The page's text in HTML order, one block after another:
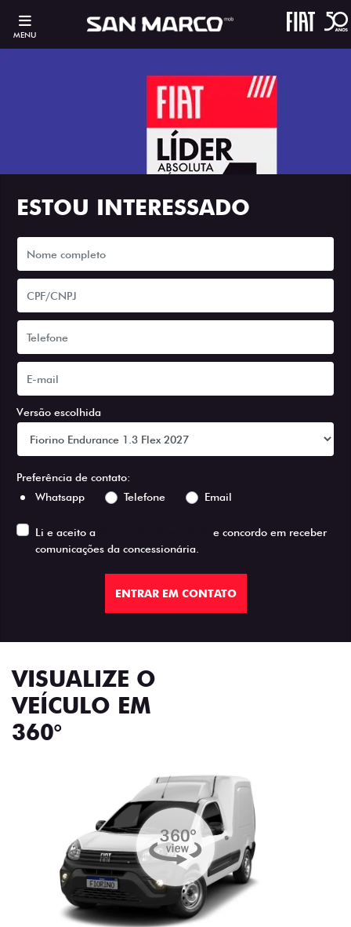
MENU
ESTOU INTERESSADO
Versão escolhida
Preferência de contato:
Whatsapp
Telefone Email
Li e aceito a
e concordo em receber
comunicações da concessionária.
ENTRAR EM CONTATO
VISUALIZE O
VEÍCULO EM
360°